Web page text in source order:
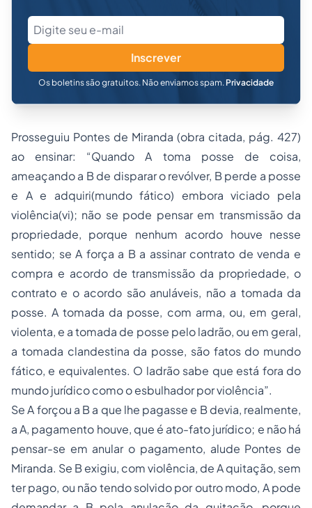
Inscrever
Os boletins são gratuitos. Não enviamos spam.Privacidade
ao ensinar: “Quando A toma posse de coisa,
ameaçando a B de disparar o revólver, B perde a posse
e A e adquiri(mundo fático) embora viciado pela
violência(vi); não se pode pensar em transmissão da
propriedade, porque nenhum acordo houve nesse
sentido; se A força a B a assinar contrato de venda e
compra e acordo de transmissão da propriedade, o
contrato e o acordo são anuláveis, não a tomada da
posse. A tomada da posse, com arma, ou, em geral,
violenta, e a tomada de posse pelo ladrão, ou em geral,
a tomada clandestina da posse, são fatos do mundo
fático, e equivalentes. O ladrão sabe que está fora do
mundo jurídico como o esbulhador por violência”.
Se A forçou a B a que lhe pagasse e B devia, realmente,
a A, pagamento houve, que é ato-fato jurídico; e não há
pensar-se em anular o pagamento, alude Pontes de
Miranda. Se B exigiu, com violência, de A quitação, sem
ter pago, ou não tendo solvido por outro modo, A pode
demandar a B pela anulação da quitação, porque